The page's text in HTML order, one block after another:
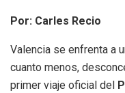
Por: Carles Recio
Valencia se enfrenta a
cuanto menos,
primer viaje oficial del